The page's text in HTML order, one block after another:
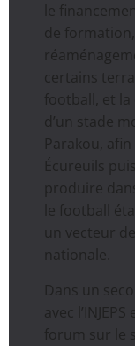
le
de
certains
football, et
d’un stade
Parakou, afin
Écureuils
produire
le football
un vecteur
nationale.
Dans un
avec
forum sur le